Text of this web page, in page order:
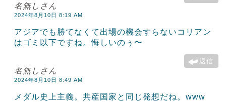
名無しさん
2024年8月10日 8:19 AM
アジアでも勝てなくて出場の機会すらないコリアン
はゴミ以下ですね。悔しいのぅ〜
返信
名無しさん
2024年8月10日 8:49 AM
メダル史上主義。共産国家と同じ発想だね。www